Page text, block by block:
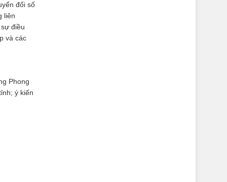
đổi số
liên
điều
và các
Phong
ý kiến